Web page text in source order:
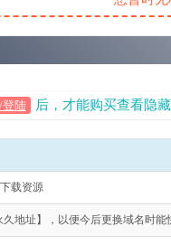
陆 后，才能购买查看隐
载资源
地址】，以便今后更换域名时能